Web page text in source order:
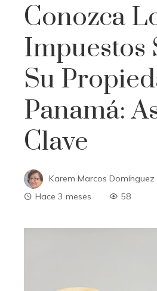
Conozca
Impuestos
Su
Panamá:
Clave
Karem Marcos Domínguez
Hace 3 meses
58